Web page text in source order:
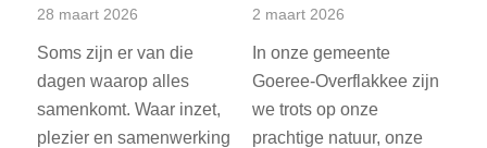
28 maart 2026
Soms zijn er van die
dagen waarop alles
samenkomt. Waar inzet,
plezier en samenwerking
2 maart 2026
In onze gemeente
Goeree-Overflakkee zijn
we trots op onze
prachtige natuur, onze